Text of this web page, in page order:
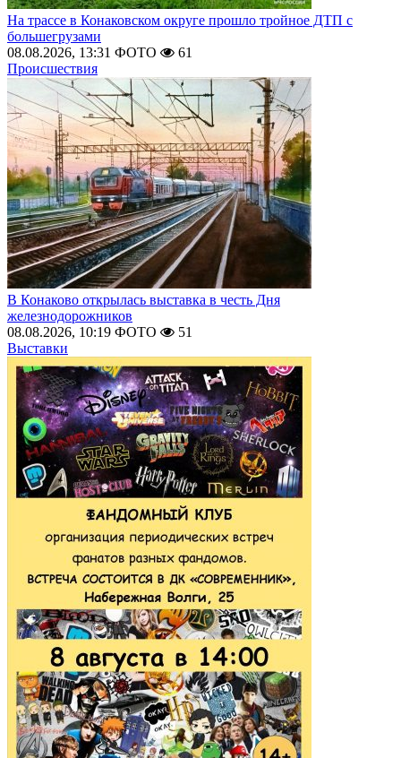
На трассе в Конаковском округе прошло тройное ДТП с
большегрузами
08.08.2026, 13:31 ФОТО
61
Происшествия
В Конаково открылась выставка в честь Дня
железнодорожников
08.08.2026, 10:19 ФОТО
51
Выставки